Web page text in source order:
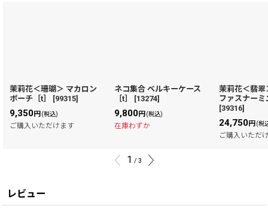
茉莉花＜珊瑚＞ マカロン
ポーチ［t］
[99315]
9,350円(税込)
ご購入いただけます
ネコ集合 ベルキーケース
［t］
[13274]
9,800円(税込)
在庫わずか
茉莉花＜翡
ファスナー
[39316]
24,750円(税
ご購入いただ
1 / 3
レビュー